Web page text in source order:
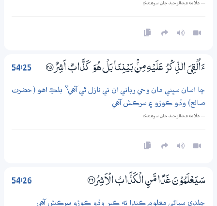
— علامه عبدالوحيد جان سرھندي
54:25 ءَاُلْقِيَ الذِّكْرُ عَلَيْهِ مِنْۢ بَيْنِنَا بَلْ هُوَ كَذَّابٌ اَشِرٌ ؀25
ڇا اسان سڀني مان وحي رباني ان تي نازل ٿي آهي؟ بلڪِ اهو (حضرت
صالح) وڏو ڪوڙو ۽ سرڪش آهي
— علامه عبدالوحيد جان سرھندي
54:26 سَيَعْلَمُوْنَ غَدًا مَّنِ الْكَذَّابُ الْاَشِرُ ؀26
جلدي سڀاڻي معلوم ڪندا ته ڪير وڏو ڪوڙو سرڪش آهي